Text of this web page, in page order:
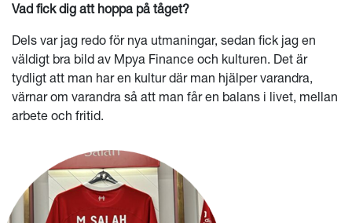
Vad fick dig att hoppa på tåget?
Dels var jag redo för nya utmaningar, sedan fick jag en
väldigt bra bild av Mpya Finance och kulturen. Det är
tydligt att man har en kultur där man hjälper varandra,
värnar om varandra så att man får en balans i livet, mellan
arbete och fritid.